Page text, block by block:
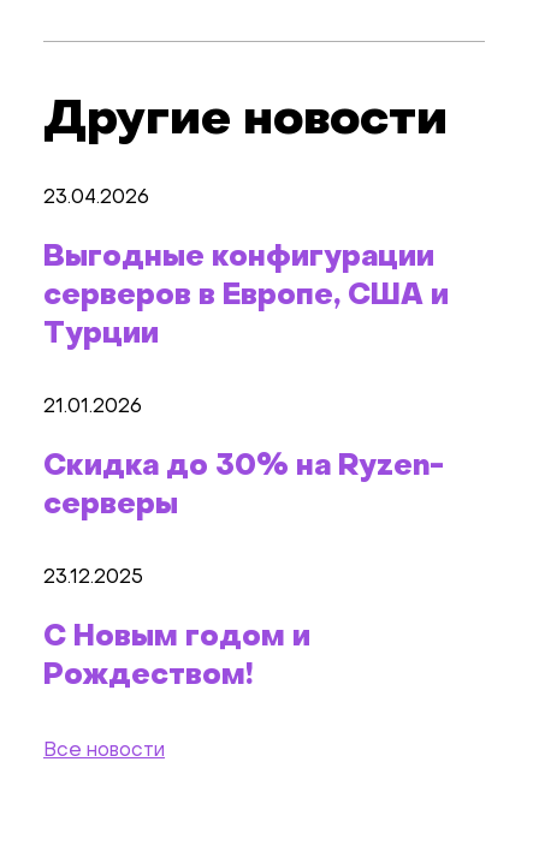
Другие новости
23.04.2026
Выгодные конфигурации
серверов в Европе, США и
Турции
21.01.2026
Скидка до 30% на Ryzen-
серверы
23.12.2025
С Новым годом и
Рождеством!
Все новости